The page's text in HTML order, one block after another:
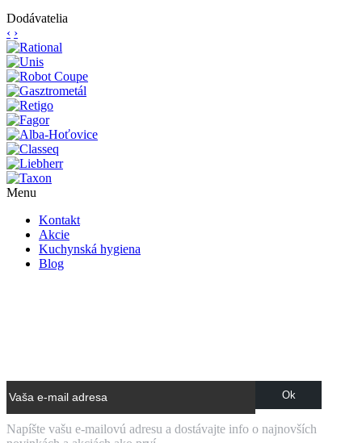
Dodávatelia
‹ ›
Menu
Kontakt
Akcie
Kuchynská hygiena
Blog
Napíšte vašu e-mailovú adresu a dostávajte info o najnovších